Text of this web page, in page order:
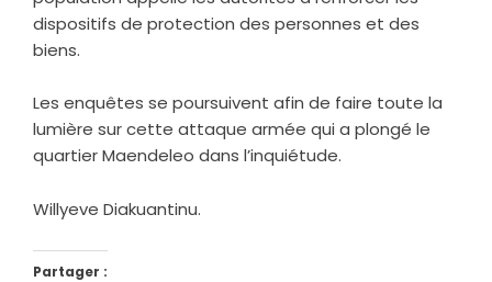
dispositifs de protection des personnes et des
biens.
‎Les enquêtes se poursuivent afin de faire toute la
lumière sur cette attaque armée qui a plongé le
quartier Maendeleo dans l’inquiétude.
‎Willyeve Diakuantinu.
Partager :